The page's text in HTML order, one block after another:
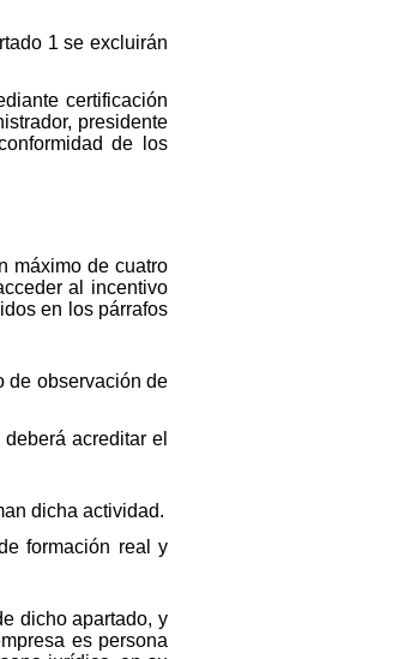
1 se excluirán
certificación
presidente
de los
máximo de cuatro
al incentivo
en los párrafos
de observación de
acreditar el
dicha actividad.
formación real y
dicho apartado, y
es persona